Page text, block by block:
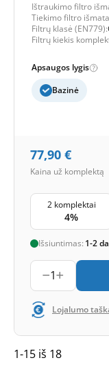
Ištraukimo filtro
Tiekimo filtro
Filtrų klasė (EN779):
Filtrų kiekis
Apsaugos lygis
Bazinė
77,90 €
Kaina už komplektą
2 komplektai
4%
Išsiuntimas: 1-2
1
Lojalumo
1-15 iš 18